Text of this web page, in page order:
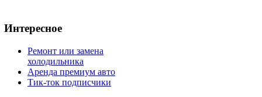
Интересное
Ремонт или замена
холодильника
Аренда премиум авто
Тик-ток подписчики